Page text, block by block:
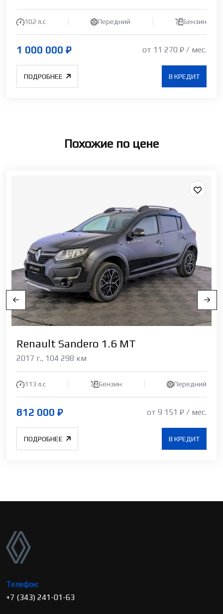
102 л.c Передний Бензин
1 000 000 ₽ от 11 270 ₽ / мес.
ПОДРОБНЕЕ В КРЕДИТ
Похожие по цене
Renault Sandero 1.6 МТ
2017 г., 104 298 км
113 л.с Бензин Передний
812 000 ₽ от 9 151 ₽ / мес.
ПОДРОБНЕЕ В КРЕДИТ
Телефон:
+7 (343) 241-01-63